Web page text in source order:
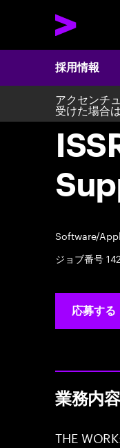
採用情報
アクセンチ
受けた場合は
Software/
ジョブ番号
応募する
業務内容
THE